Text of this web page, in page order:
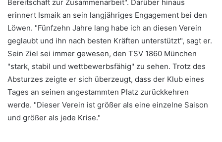
Bereitschaft zur Zusammenarbeit". Darüber hinaus
erinnert Ismaik an sein langjähriges Engagement bei den
Löwen. "Fünfzehn Jahre lang habe ich an diesen Verein
geglaubt und ihn nach besten Kräften unterstützt", sagt er.
Sein Ziel sei immer gewesen, den TSV 1860 München
"stark, stabil und wettbewerbsfähig" zu sehen. Trotz des
Absturzes zeigte er sich überzeugt, dass der Klub eines
Tages an seinen angestammten Platz zurückkehren
werde. "Dieser Verein ist größer als eine einzelne Saison
und größer als jede Krise."